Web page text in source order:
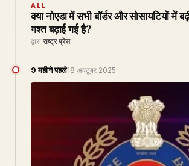
ALL
क्या नोएडा में सभी बॉर्डर और सोसायटियों में
गश्त बढ़ाई गई है?
द्वारा राष्ट्र प्रेस
9 महीने पहले18 अक्टूबर 2025